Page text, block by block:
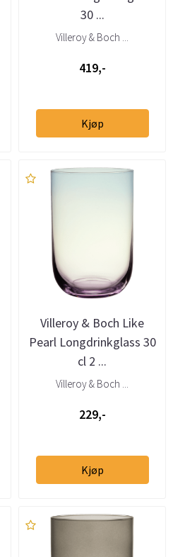
30 ...
Villeroy & Boch ...
419,-
Kjøp
Villeroy & Boch Like
Pearl Longdrinkglass 30
cl 2 ...
Villeroy & Boch ...
229,-
Kjøp